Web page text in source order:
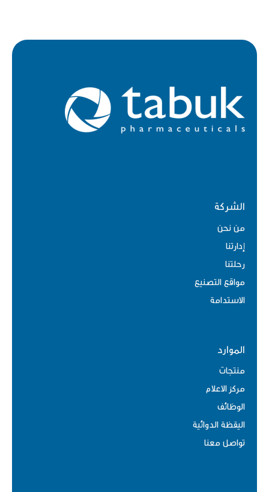
الشركة
من نحن
إدارتنا
رحلتنا
مواقع التصنيع
الاستدامة
الموارد
منتجات
مركز الاعلام
الوظائف
اليقظة الدوائية
تواصل معنا